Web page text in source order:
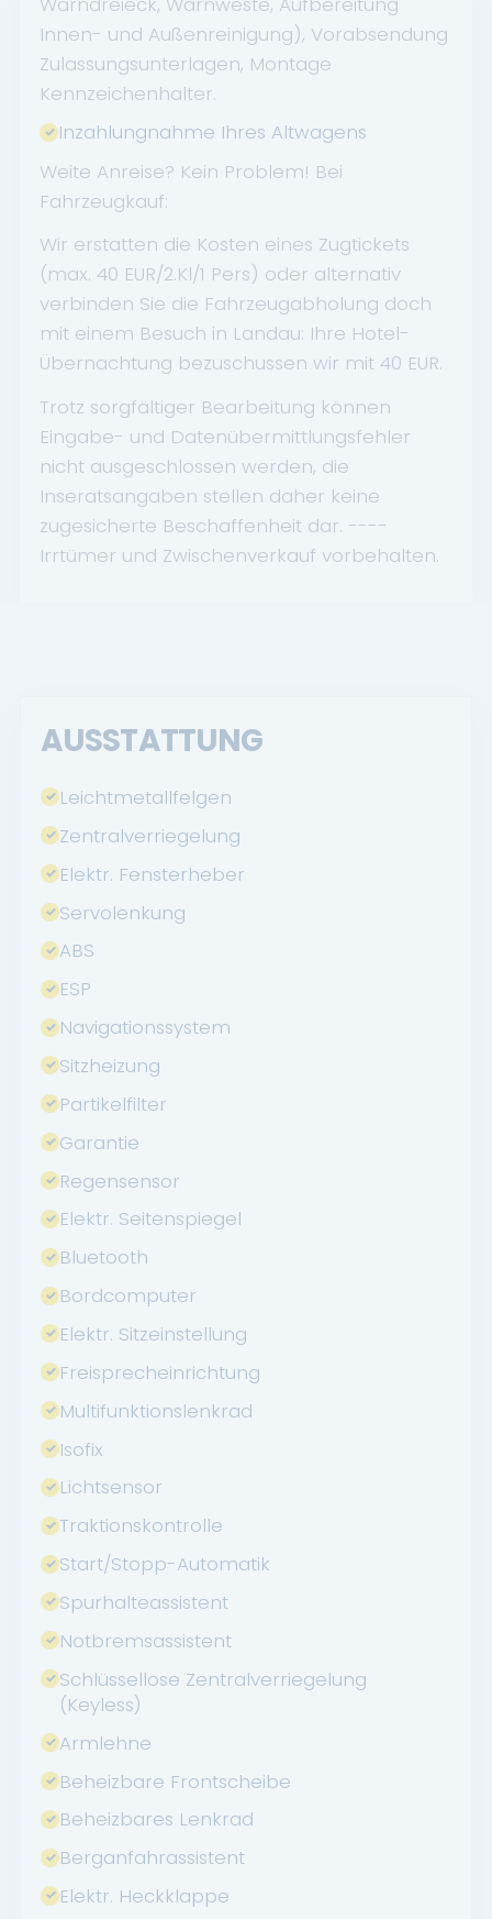
Innen- und Außenreinigung), Vorabsendung
Zulassungsunterlagen, Montage
Kennzeichenhalter.
Inzahlungnahme Ihres Altwagens
Weite Anreise? Kein Problem! Bei
Fahrzeugkauf:
Wir erstatten die Kosten eines Zugtickets
(max. 40 EUR/2.Kl/1 Pers) oder alternativ
verbinden Sie die Fahrzeugabholung doch
mit einem Besuch in Landau: Ihre Hotel-
Übernachtung bezuschussen wir mit 40 EUR.
Trotz sorgfältiger Bearbeitung können
Eingabe- und Datenübermittlungsfehler
nicht ausgeschlossen werden, die
Inseratsangaben stellen daher keine
zugesicherte Beschaffenheit dar. ----
Irrtümer und Zwischenverkauf vorbehalten.
AUSSTATTUNG
Leichtmetallfelgen
Zentralverriegelung
Elektr. Fensterheber
Servolenkung
ABS
ESP
Navigationssystem
Sitzheizung
Partikelfilter
Garantie
Regensensor
Elektr. Seitenspiegel
Bluetooth
Bordcomputer
Elektr. Sitzeinstellung
Freisprecheinrichtung
Multifunktionslenkrad
Isofix
Lichtsensor
Traktionskontrolle
Start/Stopp-Automatik
Spurhalteassistent
Notbremsassistent
Schlüssellose Zentralverriegelung
(Keyless)
Armlehne
Beheizbare Frontscheibe
Beheizbares Lenkrad
Berganfahrassistent
Elektr. Heckklappe